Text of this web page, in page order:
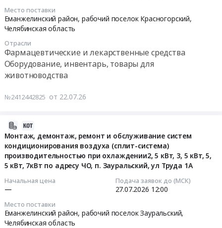
Место поставки
Еманжелинский район, рабочий поселок Красногорский,
Челябинская область
Отрасли
Фармацевтические и лекарственные средства
Оборудование, инвентарь, товары для
животноводства
№2412442825 от 22.07.26
Монтаж, демонтаж, ремонт и обслуживание систем
кондиционирования воздуха (сплит-система)
производительностью при охлаждении2, 5 кВт, 3, 5 кВт, 5,
5 кВт, 7кВт по адресу ЧО, п. Зауральский, ул Труда 1А
Начальная цена
—
Подача заявок до (МСК)
27.07.2026 12:00
Место поставки
Еманжелинский район, рабочий поселок Зауральский,
Челябинская область